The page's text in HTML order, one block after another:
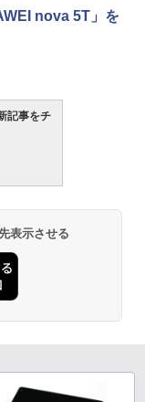
nova 5T」を
記事をチ
表示させる